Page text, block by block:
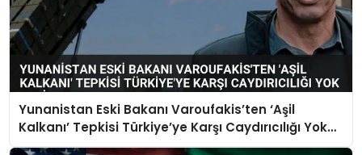
Yunanistan Eski Bakanı Varoufakis’ten ‘Aşil
Kalkanı’ Tepkisi Türkiye’ye Karşı Caydırıcılığı Yok
Dedi